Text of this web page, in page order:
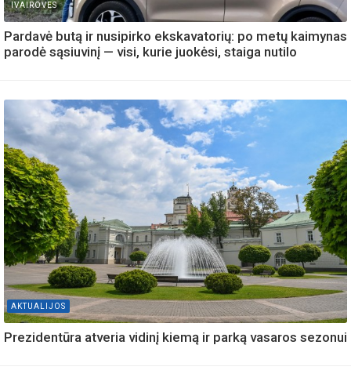
IVAIROVES
Pardavė butą ir nusipirko ekskavatorių: po metų kaimynas
parodė sąsiuvinį — visi, kurie juokėsi, staiga nutilo
AKTUALIJOS
Prezidentūra atveria vidinį kiemą ir parką vasaros sezonui